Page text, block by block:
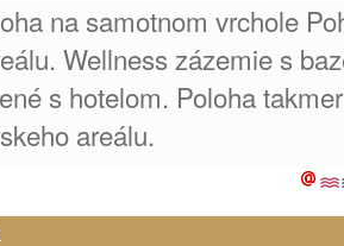
na samotnom vrchole
Wellness zázemie s
s hotelom. Poloha
areálu.